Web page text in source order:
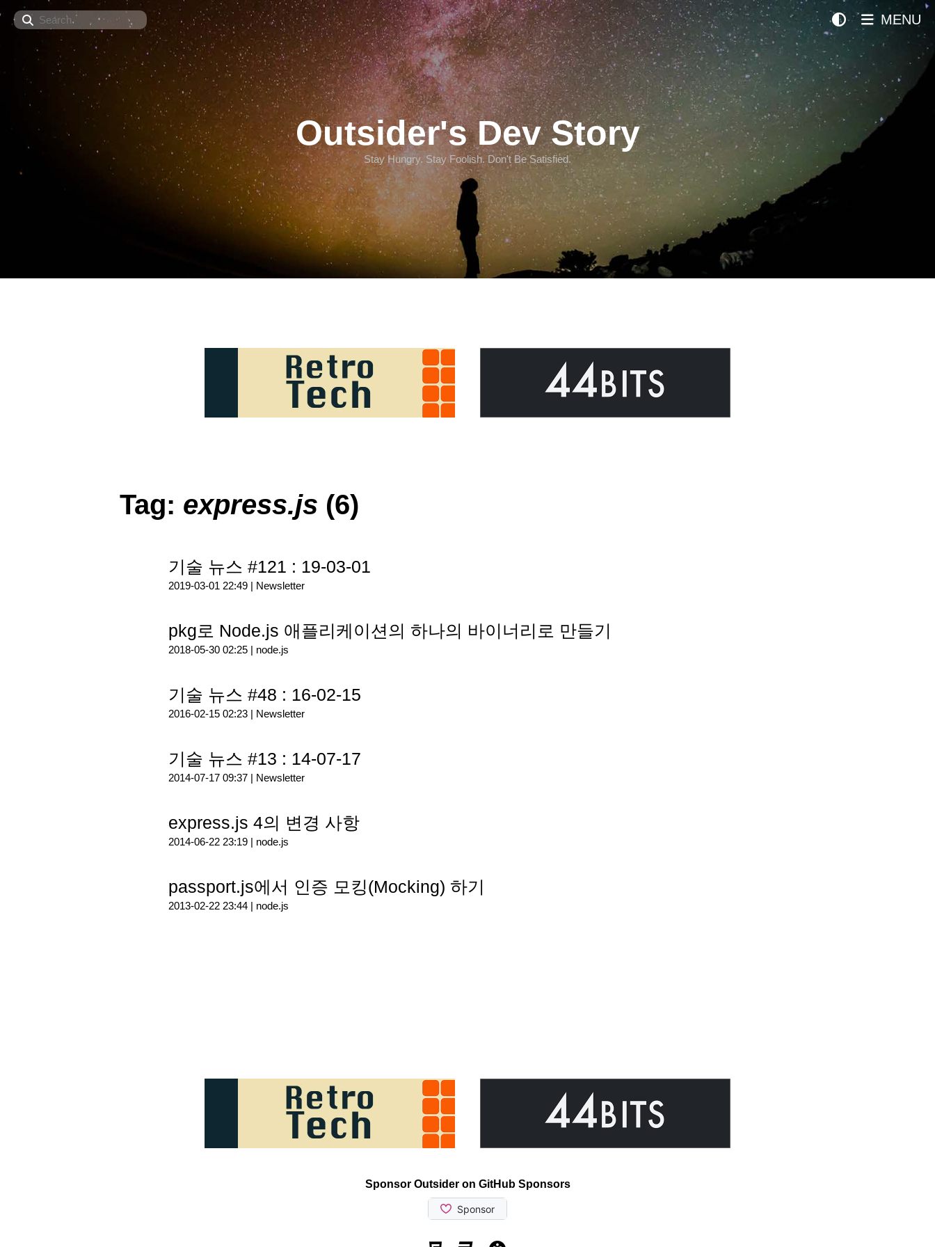
Search
Outsider's Dev Story
Stay Hungry. Stay Foolish. Don't Be Satisfied.
MENU
Tag: express.js (6)
기술 뉴스 #121 : 19-03-01
2019-03-01 22:49 | Newsletter
pkg로 Node.js 애플리케이션의 하나의 바이너리로 만들기
2018-05-30 02:25 | node.js
기술 뉴스 #48 : 16-02-15
2016-02-15 02:23 | Newsletter
기술 뉴스 #13 : 14-07-17
2014-07-17 09:37 | Newsletter
express.js 4의 변경 사항
2014-06-22 23:19 | node.js
passport.js에서 인증 모킹(Mocking) 하기
2013-02-22 23:44 | node.js
Sponsor Outsider on GitHub Sponsors